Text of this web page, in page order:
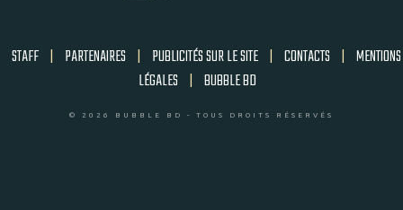
STAFF | PARTENAIRES | PUBLICITÉS SUR LE SITE | CONTACTS | MENTIONS
LÉGALES | BUBBLE BD
© 2026 BUBBLE BD - TOUS DROITS RÉSERVÉS